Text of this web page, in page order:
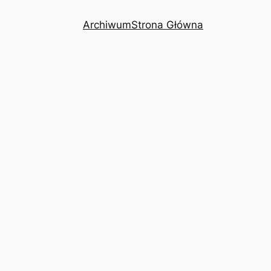
ArchiwumStrona Główna